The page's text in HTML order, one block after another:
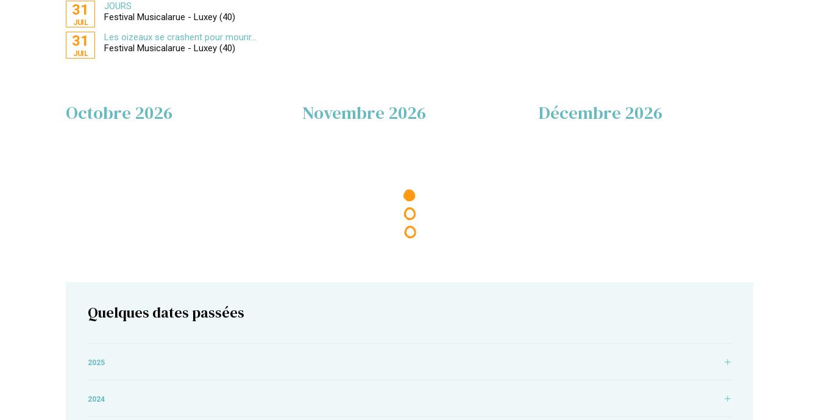
31
JUIL
JOURS
Festival Musicalarue - Luxey (40)
31
JUIL
Les oizeaux se crashent pour mourir...
Festival Musicalarue - Luxey (40)
Octobre 2026 Novembre 2026 Décembre 2026
Quelques dates passées
2025
2024